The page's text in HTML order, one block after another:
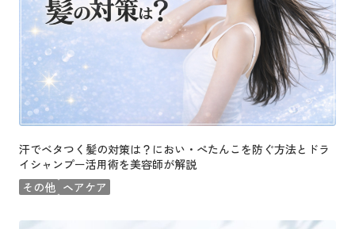
汗でベタつく髪の対策は？におい・ぺたんこを防ぐ方法とドラ
イシャンプー活用術を美容師が解説
その他 ヘアケア